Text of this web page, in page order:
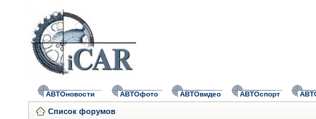
АВТОновости АВТОфото АВТОвидео АВТОспорт
Список форумов